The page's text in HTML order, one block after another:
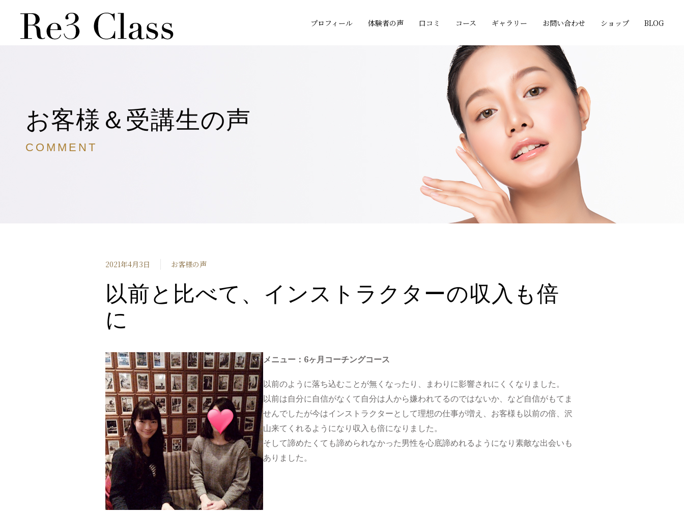
プロフィール 体験者の声 口コミ コース ギャラリー お問い合わせ ショップ BLOG
お客様＆受講生の声
2021年4月3日 お客様の声
以前と比べて、インストラクターの収入も倍
に
メニュー：6ヶ月コーチングコース
以前のように落ち込むことが無くなったり、まわりに影響されにくくなりました。
以前は自分に自信がなくて自分は人から嫌われてるのではないか、など自信がもてま
せんでしたが今はインストラクターとして理想の仕事が増え、お客様も以前の倍、沢
山来てくれるようになり収入も倍になりました。
そして諦めたくても諦められなかった男性を心底諦めれるようになり素敵な出会いも
ありました。